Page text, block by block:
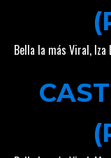
Bella la más Viral, Iza